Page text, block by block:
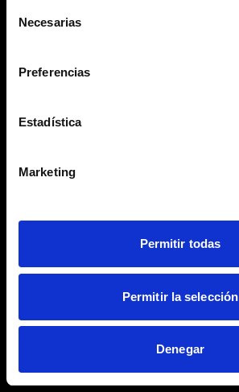
Necesarias
Preferencias
Estadística
Marketing
Permitir todas
Permitir la selección
Denegar